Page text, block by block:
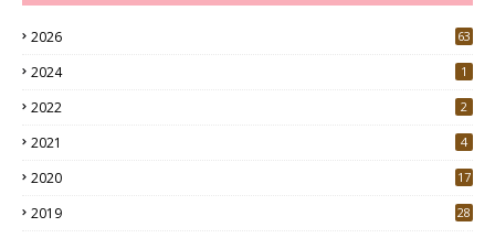
2026 63
2024 1
2022 2
2021 4
2020
17
2019
28